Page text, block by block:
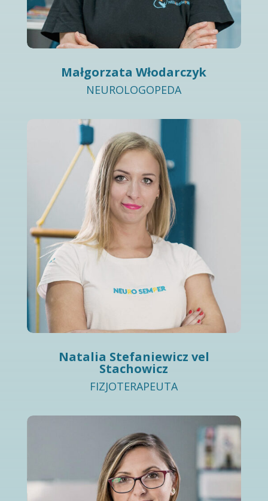
Małgorzata Włodarczyk
NEUROLOGOPEDA
Natalia Stefaniewicz vel
Stachowicz
FIZJOTERAPEUTA